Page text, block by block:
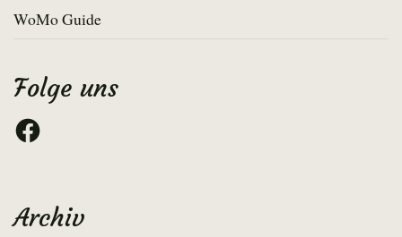
WoMo Guide
Folge uns
Facebook
Archiv